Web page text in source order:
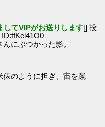
してVIPがお送りします[] 投
ID:tfKel41O0
にぶつかった影。
俵のように担ぎ、宙を蹴